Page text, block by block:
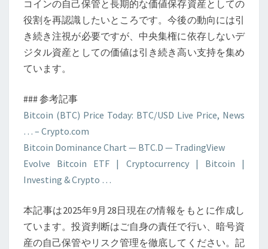
コインの自己保管と長期的な価値保存資産としての
役割を再認識したいところです。今後の動向には引
き続き注視が必要ですが、中央集権に依存しないデ
ジタル資産としての価値は引き続き高い支持を集め
ています。
### 参考記事
Bitcoin (BTC) Price Today: BTC/USD Live Price, News
… – Crypto.com
Bitcoin Dominance Chart — BTC.D — TradingView
Evolve Bitcoin ETF | Cryptocurrency | Bitcoin |
Investing & Crypto …
本記事は2025年9月28日現在の情報をもとに作成し
ています。投資判断はご自身の責任で行い、暗号資
産の自己保管やリスク管理を徹底してください。記